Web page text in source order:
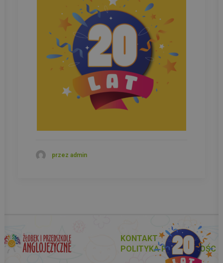
przez admin
KONTAKT
POLITYKA PRYWATNOŚC